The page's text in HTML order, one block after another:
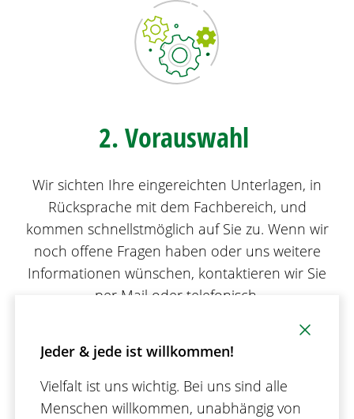
Jeder & jede ist willkommen!
Vielfalt ist uns wichtig. Bei uns sind alle
Menschen willkommen, unabhängig von
2. Vorauswahl
Wir sichten Ihre eingereichten Unterlagen, in
Rücksprache mit dem Fachbereich, und
kommen schnellstmöglich auf Sie zu. Wenn wir
noch offene Fragen haben oder uns weitere
Informationen wünschen, kontaktieren wir Sie
per Mail oder telefonisch.